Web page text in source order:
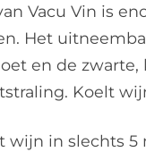
Vacu Vin is
Het
en de
Koelt
wijn in slechts